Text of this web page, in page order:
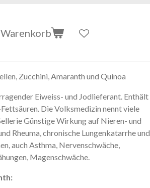
Zucchini, Amaranth und Quinoa
Eiweiss- und Jodlieferant. Enthält
Die Volksmedizin nennt viele
Günstige Wirkung auf Nieren- und
Rheuma, chronische Lungenkatarrhe und
auch Asthma, Nervenschwäche,
Magenschwäche.